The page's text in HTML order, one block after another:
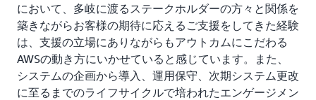
において、多岐に渡るステークホルダーの方々と関係を
築きながらお客様の期待に応えるご支援をしてきた経験
は、支援の立場にありながらもアウトカムにこだわる
AWSの動き方にいかせていると感じています。また、
システムの企画から導入、運用保守、次期システム更改
に至るまでのライフサイクルで培われたエンゲージメン